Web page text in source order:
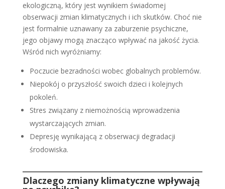
ekologiczną, który jest wynikiem świadomej
obserwacji zmian klimatycznych i ich skutków. Choć nie
jest formalnie uznawany za zaburzenie psychiczne,
jego objawy mogą znacząco wpływać na jakość życia.
Wśród nich wyróżniamy:
Poczucie bezradności wobec globalnych problemów.
Niepokój o przyszłość swoich dzieci i kolejnych
pokoleń.
Stres związany z niemożnością wprowadzenia
wystarczających zmian.
Depresję wynikającą z obserwacji degradacji
środowiska.
Dlaczego zmiany klimatyczne wpływają